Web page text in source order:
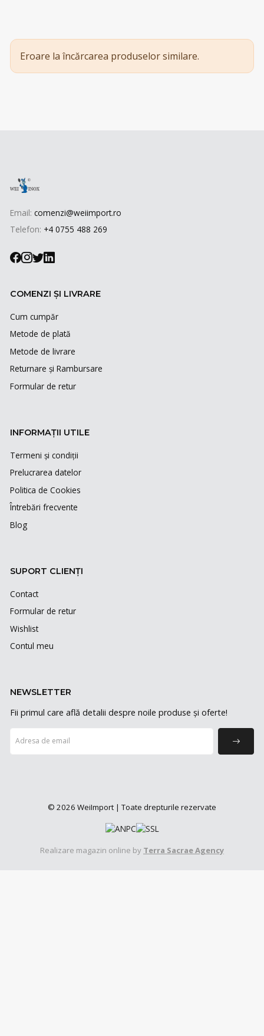
Eroare la încărcarea produselor similare.
Email: comenzi@weiimport.ro
Telefon: +4 0755 488 269
COMENZI ȘI LIVRARE
Cum cumpăr
Metode de plată
Metode de livrare
Returnare și Rambursare
Formular de retur
INFORMAȚII UTILE
Termeni și condiții
Prelucrarea datelor
Politica de Cookies
Întrebări frecvente
Blog
SUPORT CLIENȚI
Contact
Formular de retur
Wishlist
Contul meu
NEWSLETTER
Fii primul care află detalii despre noile produse și oferte!
© 2026 WeiImport | Toate drepturile rezervate
Realizare magazin online by Terra Sacrae Agency